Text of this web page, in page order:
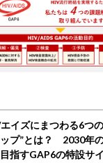
イズにまつわる6つ
プ”とは？ 2030年
指すGAP6の特設サ